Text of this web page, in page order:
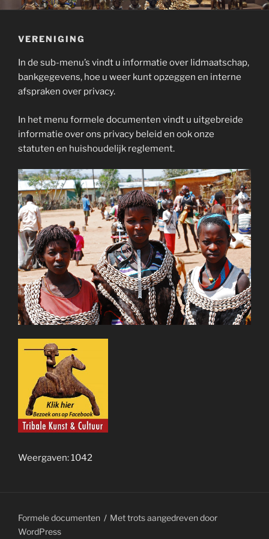
VERENIGING
In de sub-menu’s vindt u informatie over lidmaatschap,
bankgegevens, hoe u weer kunt opzeggen en interne
afspraken over privacy.
In het menu formele documenten vindt u uitgebreide
informatie over ons privacy beleid en ook onze
statuten en huishoudelijk reglement.
Weergaven: 1042
Formele documenten
Met trots aangedreven door
WordPress